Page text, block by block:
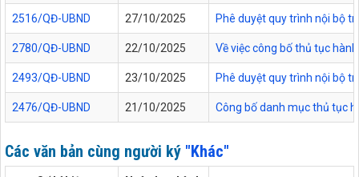
2516/QĐ-UBND 27/10/2025 Phê duyệt quy trình nội bộ
2780/QĐ-UBND 22/10/2025 Về việc công bố thủ tục
2493/QĐ-UBND 23/10/2025 Phê duyệt quy trình nội bộ
2476/QĐ-UBND 21/10/2025 Công bố danh mục thủ tục
Các văn bản cùng người ký "Khác"